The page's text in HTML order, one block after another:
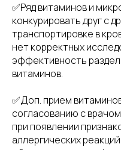
✅Ряд витаминов и
конкурировать друг с
транспортировке в
нет корректных
эффективность
витаминов.
✅Доп. прием
согласованию с
при появлении
аллергических